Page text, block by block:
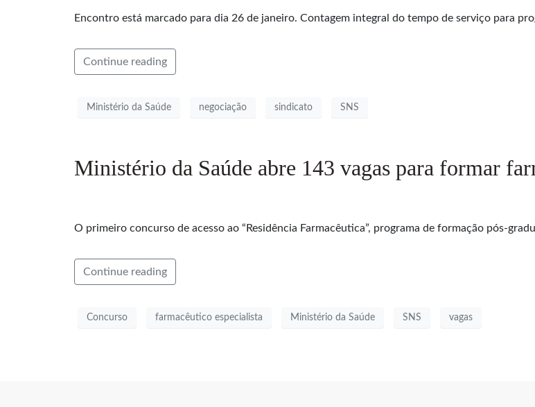
Encontro está marcado para dia 26 de janeiro. Contagem integral do tempo de serviço para
Continue reading
Ministério da Saúde negociação sindicato SNS
Ministério da Saúde abre 143 vagas para formar
O primeiro concurso de acesso ao “Residência Farmacêutica”, programa de formação pós-
Continue reading
Concurso farmacêutico especialista Ministério da Saúde SNS vagas